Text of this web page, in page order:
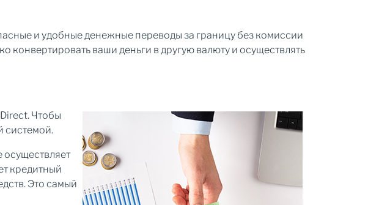
и удобные денежные переводы за границу без комиссии
конвертировать ваши деньги в другую валюту и осуществлять
Чтобы
системой.
осуществляет
кредитный
Это самый